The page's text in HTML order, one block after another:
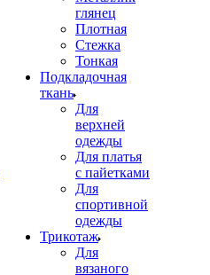
глянец
Плотная
Стежка
Тонкая
Подкладочная
ткань
Для
верхней
одежды
Для платья
с пайетками
Для
спортивной
одежды
Трикотаж
Для
вязаного